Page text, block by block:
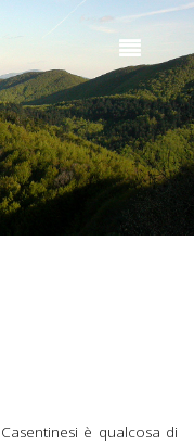
è qualcosa di